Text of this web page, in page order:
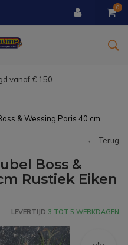
0
vanaf € 150
& Wessing Paris 40 cm
Terug
Boss &
Rustiek Eiken
LEVERTIJD 3 TOT 5 WERKDAGEN